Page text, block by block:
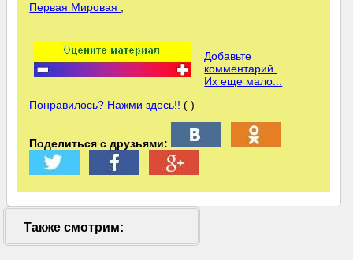
Первая Мировая ;
Добавьте
комментарий.
Их еще мало...
Понравилось? Нажми здесь!! ( )
Поделиться с друзьями:
Также смотрим: